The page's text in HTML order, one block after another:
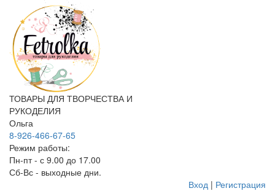
ТОВАРЫ ДЛЯ ТВОРЧЕСТВА И
РУКОДЕЛИЯ
Ольга
8-926-466-67-65
Режим работы:
Пн-пт - с 9.00 до 17.00
Сб-Вс - выходные дни.
Вход | Регистрация